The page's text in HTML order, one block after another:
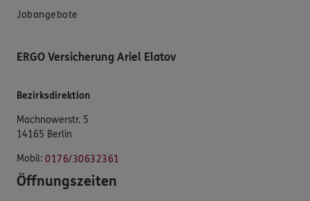
Jobangebote
ERGO Versicherung Ariel Elatov
Bezirksdirektion
Machnowerstr. 5
14165 Berlin
Mobil: 0176/30632361
Öffnungszeiten